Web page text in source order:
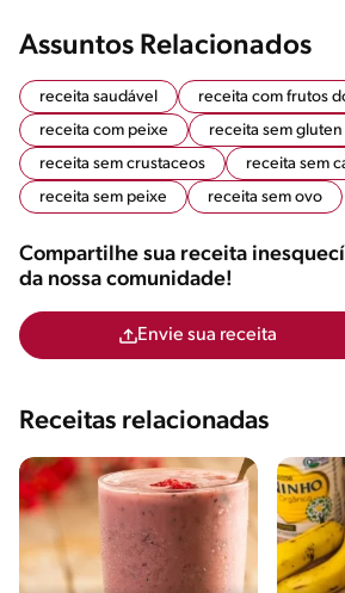
Assuntos Relacionados
receita saudável
receita com frutos
receita com peixe
receita sem gluten
receita sem crustaceos
receita sem
receita sem peixe
receita sem ovo
Compartilhe sua receita
da nossa comunidade!
Envie sua receita
Receitas relacionadas